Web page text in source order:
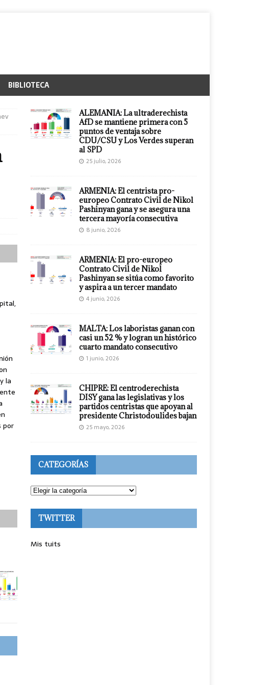
BIBLIOTECA
la
por
ALEMANIA: La ultraderechista
AfD se mantiene primera con 5
puntos de ventaja sobre
CDU/CSU y Los Verdes superan
al SPD
25 julio, 2026
ARMENIA: El centrista pro-
europeo Contrato Civil de Nikol
Pashinyan gana y se asegura una
tercera mayoría consecutiva
8 junio, 2026
ARMENIA: El pro-europeo
Contrato Civil de Nikol
Pashinyan se sitúa como favorito
y aspira a un tercer mandato
4 junio, 2026
MALTA: Los laboristas ganan con
casi un 52 % y logran un histórico
cuarto mandato consecutivo
1 junio, 2026
CHIPRE: El centroderechista
DISY gana las legislativas y los
partidos centristas que apoyan al
presidente Christodoulides bajan
25 mayo, 2026
CATEGORÍAS
TWITTER
Mis tuits